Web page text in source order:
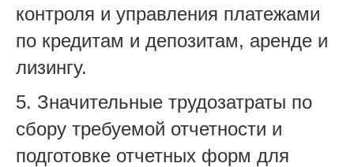
контроля и управления платежами
по кредитам и депозитам, аренде и
лизингу.
5. Значительные трудозатраты по
сбору требуемой отчетности и
подготовке отчетных форм для